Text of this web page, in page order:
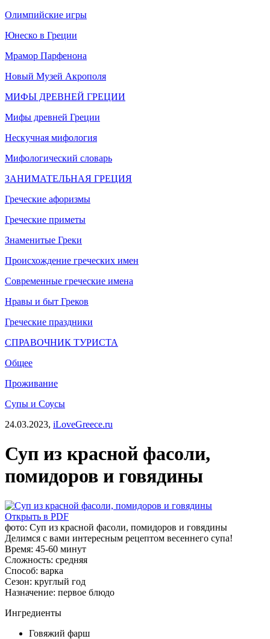
Олимпийские игры
Юнеско в Греции
Мрамор Парфенона
Новый Музей Акрополя
МИФЫ ДРЕВНЕЙ ГРЕЦИИ
Мифы древней Греции
Нескучная мифология
Мифологический словарь
ЗАНИМАТЕЛЬНАЯ ГРЕЦИЯ
Греческие афоризмы
Греческие приметы
Знаменитые Греки
Происхождение греческих имен
Современные греческие имена
Нравы и быт Греков
Греческие праздники
СПРАВОЧНИК ТУРИСТА
Общее
Проживание
Супы и Соусы
24.03.2023, iLoveGreece.ru
Суп из красной фасоли,
помидоров и говядины
Открыть в PDF
фото: Суп из красной фасоли, помидоров и говядины
Делимся с вами интересным рецептом весеннего супа!
Время: 45-60 минут
Сложность: средняя
Способ: варка
Сезон: круглый год
Назначение: первое блюдо
Ингредиенты
Говяжий фарш